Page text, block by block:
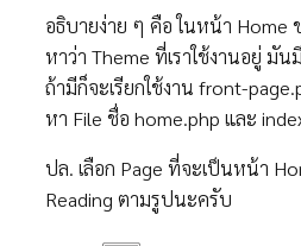
อธิบายง่าย ๆ คือ ในหน้า Home
หาว่า Theme ที่เราใช้งานอยู่ มั
ถ้ามีก็จะเรียกใช้งาน front-
หา File ชื่อ home.php และ
ปล. เลือก Page ที่จะเป็นหน้า
Reading ตามรูปนะครับ